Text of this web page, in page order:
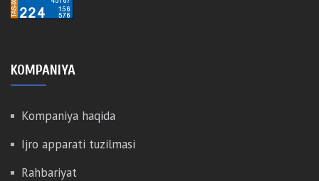
KOMPANIYA
Kompaniya haqida
Ijro apparati tuzilmasi
Rahbariyat